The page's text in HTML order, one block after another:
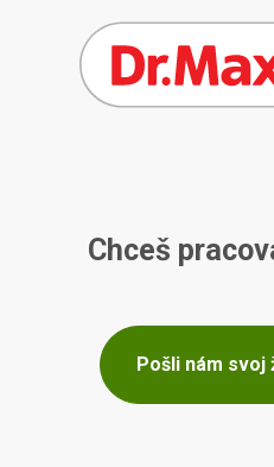
Chceš
Pošli nám svoj